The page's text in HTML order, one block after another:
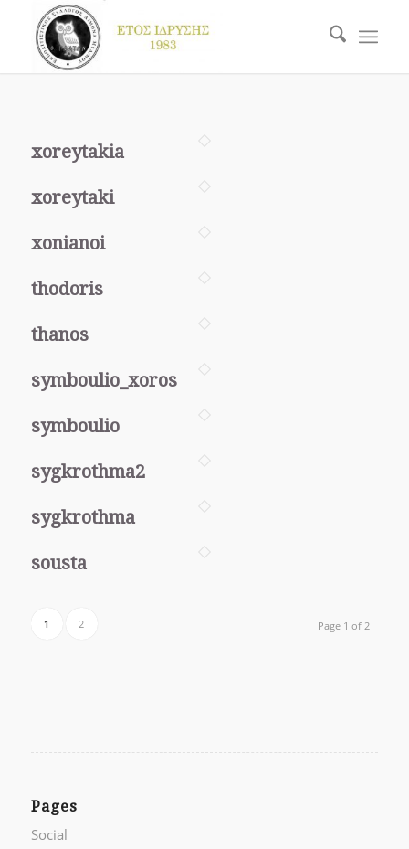
xoreytakia
xoreytaki
xonianoi
thodoris
thanos
symboulio_xoros
symboulio
sygkrothma2
sygkrothma
sousta
Page 1 of 2
1 2
Pages
Social